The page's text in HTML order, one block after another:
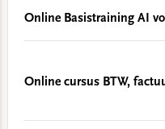
Online Basistraining AI
Online cursus BTW,